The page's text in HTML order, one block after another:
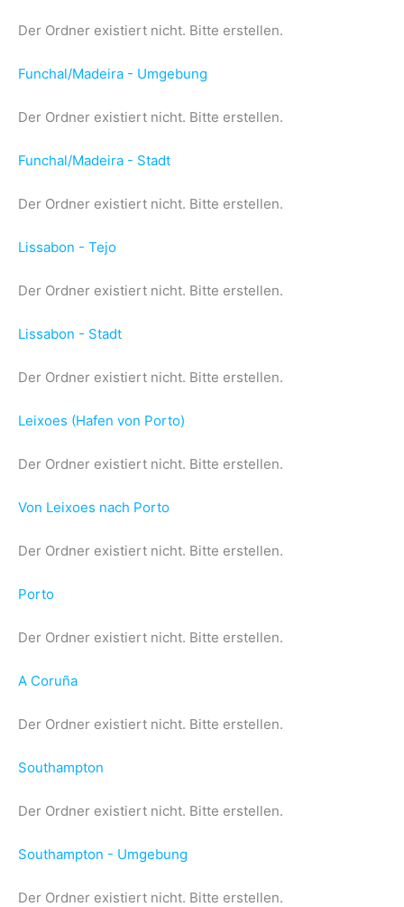
Der Ordner existiert nicht. Bitte erstellen.
Funchal/Madeira - Umgebung
Der Ordner existiert nicht. Bitte erstellen.
Funchal/Madeira - Stadt
Der Ordner existiert nicht. Bitte erstellen.
Lissabon - Tejo
Der Ordner existiert nicht. Bitte erstellen.
Lissabon - Stadt
Der Ordner existiert nicht. Bitte erstellen.
Leixoes (Hafen von Porto)
Der Ordner existiert nicht. Bitte erstellen.
Von Leixoes nach Porto
Der Ordner existiert nicht. Bitte erstellen.
Porto
Der Ordner existiert nicht. Bitte erstellen.
A Coruña
Der Ordner existiert nicht. Bitte erstellen.
Southampton
Der Ordner existiert nicht. Bitte erstellen.
Southampton - Umgebung
Der Ordner existiert nicht. Bitte erstellen.